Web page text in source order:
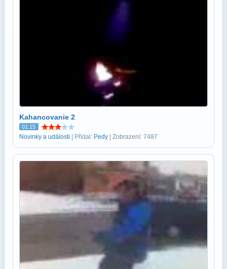
Kahancovanie 2
01:15
Novinky a události | Přidal: Pedy | Zobrazení: 7487